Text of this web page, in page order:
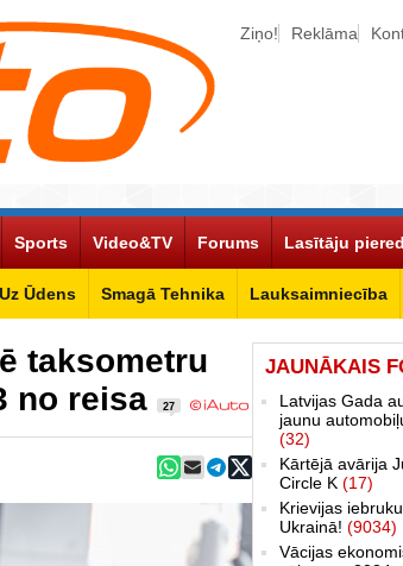
Ziņo! Reklāma
Uz Ūdens Smagā Tehnika Lauksaimniecība
Sports Video&TV Forums Lasītāju
taksometru
no reisa
27
JAUNĀKAIS
Latvijas Gada
jaunu
(32)
Kārtējā avārija
Circle K (17)
Krievijas
Ukrainā! (9034)
Vācijas